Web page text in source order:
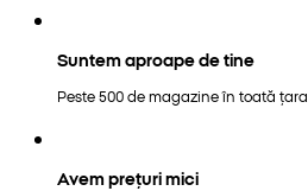
Suntem aproape de tine
Peste 500 de magazine în toată țara.
Avem prețuri mici